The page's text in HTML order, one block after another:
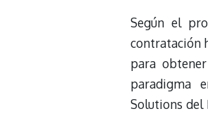
Según el
contratación
para
paradigma
Solutions del